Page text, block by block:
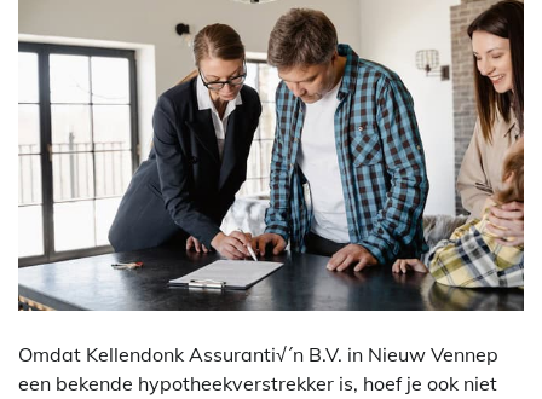
Omdat Kellendonk Assuranti√´n B.V. in Nieuw Vennep
een bekende hypotheekverstrekker is, hoef je ook niet